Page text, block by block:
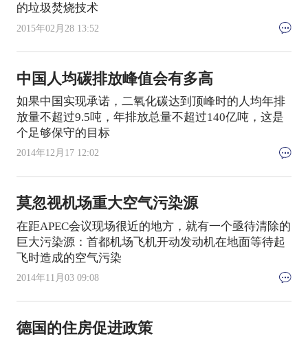
的垃圾焚烧技术
2015年02月28 13:52
中国人均碳排放峰值会有多高
如果中国实现承诺，二氧化碳达到顶峰时的人均年排
放量不超过9.5吨，年排放总量不超过140亿吨，这是
个足够保守的目标
2014年12月17 12:02
莫忽视机场重大空气污染源
在距APEC会议现场很近的地方，就有一个亟待清除的
巨大污染源：首都机场飞机开动发动机在地面等待起
飞时造成的空气污染
2014年11月03 09:08
德国的住房促进政策